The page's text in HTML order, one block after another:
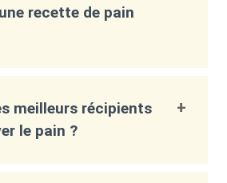
recette de pain
meilleurs récipients
le pain ?